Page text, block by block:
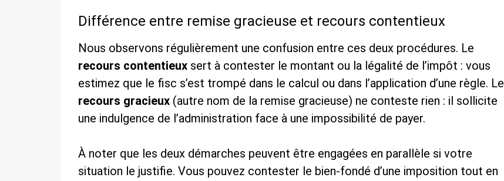
Différence entre remise gracieuse et recours contentieux
Nous observons régulièrement une confusion entre ces deux procédures. Le
recours contentieux sert à contester le montant ou la légalité de l’impôt : vous
estimez que le fisc s’est trompé dans le calcul ou dans l’application d’une règle. Le
recours gracieux (autre nom de la remise gracieuse) ne conteste rien : il sollicite
une indulgence de l’administration face à une impossibilité de payer.
À noter que les deux démarches peuvent être engagées en parallèle si votre
situation le justifie. Vous pouvez contester le bien-fondé d’une imposition tout en